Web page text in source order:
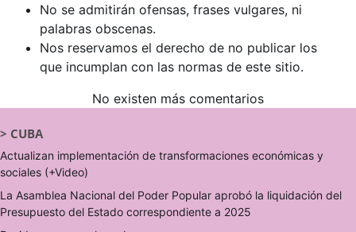
No se admitirán ofensas, frases vulgares, ni
palabras obscenas.
Nos reservamos el derecho de no publicar los
que incumplan con las normas de este sitio.
No existen más comentarios
> CUBA
Actualizan implementación de transformaciones económicas y
sociales (+Video)
La Asamblea Nacional del Poder Popular aprobó la liquidación del
Presupuesto del Estado correspondiente a 2025